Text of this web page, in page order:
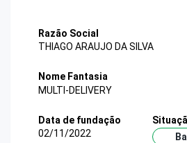
Razão Social
THIAGO ARAUJO DA SILVA
Nome Fantasia
MULTI-DELIVERY
Data de fundação
02/11/2022